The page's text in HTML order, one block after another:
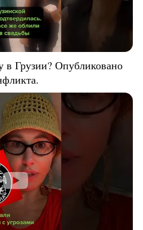
в Грузии? Опубликовано